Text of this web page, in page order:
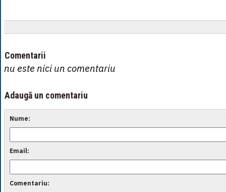
Comentarii
nu este nici un comentariu
Adaugă un comentariu
Nume:
Email:
Comentariu: